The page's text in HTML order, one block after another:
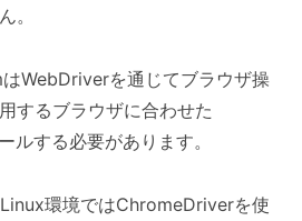
。
はWebDriverを通じてブラウザ操
するブラウザに合わせた
ルする必要があります。
環境ではChromeDriverを使